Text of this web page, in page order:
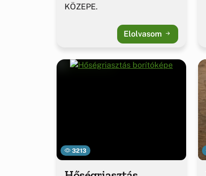
KÖZEPE.
Elolvasom
3213